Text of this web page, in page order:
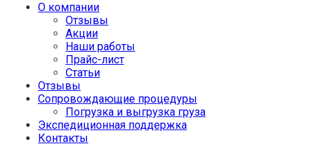
О компании
Отзывы
Акции
Наши работы
Прайс-лист
Статьи
Отзывы
Сопровождающие процедуры
Погрузка и выгрузка груза
Экспедиционная поддержка
Контакты